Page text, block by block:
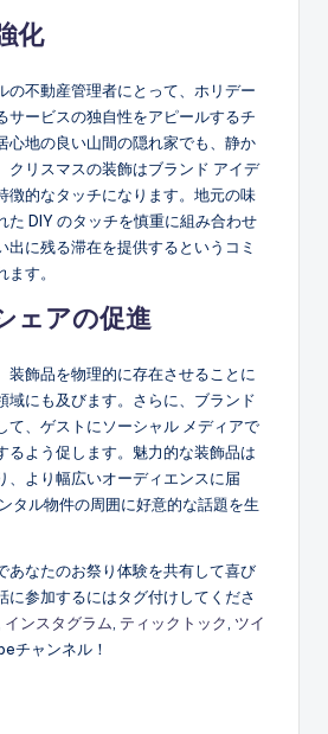
化
の不動産管理者にとって、ホリデー
サービスの独自性をアピールするチ
心地の良い山間の隠れ家でも、静か
クリスマスの装飾はブランド アイデ
徴的なタッチになります。地元の味
た DIY のタッチを慎重に組み合わせ
出に残る滞在を提供するというコミ
す。
ェアの促進
装飾品を物理的に存在させることに
域にも及びます。さらに、ブランド
て、ゲストにソーシャル メディアで
るよう促します。魅力的な装飾品は
、より幅広いオーディエンスに届
タル物件の周囲に好意的な話題を生
あなたのお祭り体験を共有して喜び
に参加するにはタグ付けしてくださ
インスタグラム ティックトック ツイ
チャンネル！